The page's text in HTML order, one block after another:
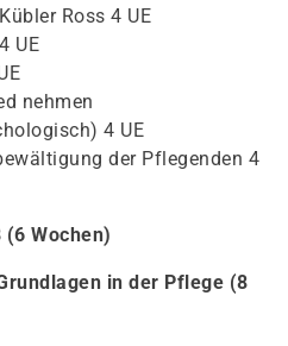
Ross 4 UE
UE
nehmen
4 UE
der Pflegenden 4
Wochen)
in der Pflege (8